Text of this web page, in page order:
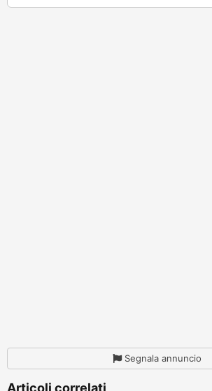
Segnala annuncio
Articoli correlati